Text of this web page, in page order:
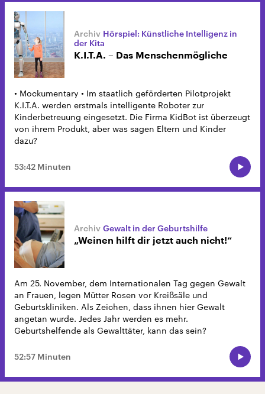
Hörspiel: Künstliche Intelligenz in
der Kita
K.I.T.A. – Das Menschenmögliche
• Mockumentary • Im staatlich geförderten Pilotprojekt
K.I.T.A. werden erstmals intelligente Roboter zur
Kinderbetreuung eingesetzt. Die Firma KidBot ist überzeugt
von ihrem Produkt, aber was sagen Eltern und Kinder
dazu?
53:42 Minuten
Gewalt in der Geburtshilfe
„Weinen hilft dir jetzt auch nicht!“
Am 25. November, dem Internationalen Tag gegen Gewalt
an Frauen, legen Mütter Rosen vor Kreißsäle und
Geburtskliniken. Als Zeichen, dass ihnen hier Gewalt
angetan wurde. Jedes Jahr werden es mehr.
Geburtshelfende als Gewalttäter, kann das sein?
52:57 Minuten